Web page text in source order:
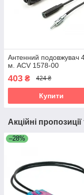
Антенний подовжувач
м. ACV 1578-00
403 ₴ 424 ₴
Купити
Акційні
–28%